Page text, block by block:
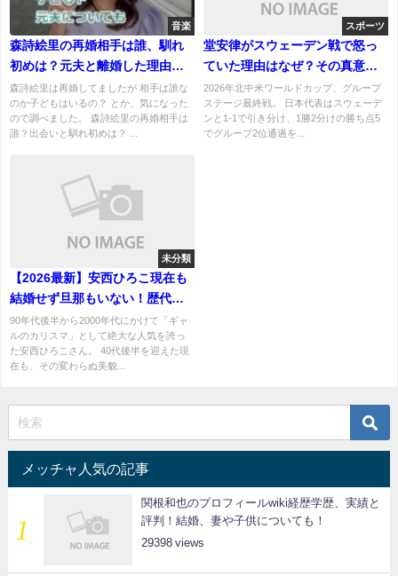
音楽
森詩絵里の再婚相手は誰、馴れ
初めは？元夫と離婚した理由に
ついて！
森詩絵里は再婚してましたが 相手は誰な
のか子どもはいるの？ とか、気になった
ので調べました。 森詩絵里の再婚相手は
誰？出会いと馴れ初めは？ ...
スポーツ
堂安律がスウェーデン戦で怒っ
ていた理由はなぜ？その真意と
チームの結束
2026年北中米ワールドカップ、グループ
ステージ最終戦。 日本代表はスウェーデ
ンと1-1で引き分け、1勝2分けの勝ち点5
でグループ2位通過を...
未分類
【2026最新】安西ひろこ現在も
結婚せず旦那もいない！歴代彼
氏は？
90年代後半から2000年代にかけて「ギャ
ルのカリスマ」として絶大な人気を誇っ
た安西ひろこさん。 40代後半を迎えた現
在も、その変わらぬ美貌...
メッチャ人気の記事
関根和也のプロフィールwiki経歴学歴、実績と
評判！結婚、妻や子供についても！
29398